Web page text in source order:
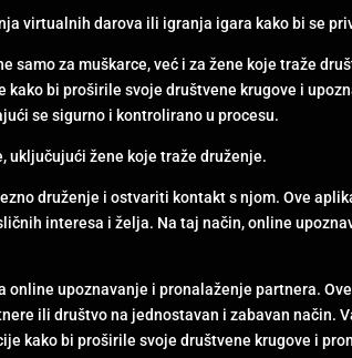
virtualnih darova ili igranja igara kako bi se
samo za muškarce, već i za žene koje traže
bi proširile svoje društvene krugove i
se sigurno i kontrolirano u procesu.
žene koje traže druženje.
druženje i ostvariti kontakt s njom. Ove
interesa i želja. Na taj način, online
upoznavanje i pronalaženje partnera.
ili društvo na jednostavan i zabavan način.
kako bi proširile svoje društvene krugove i